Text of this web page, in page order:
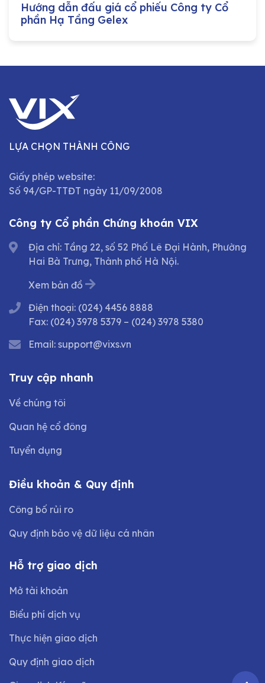
Hướng dẫn đấu giá cổ phiếu Công ty Cổ
phần Hạ Tầng Gelex
LỰA CHỌN THÀNH CÔNG
Giấy phép website:
Số 94/GP-TTĐT ngày 11/09/2008
Công ty Cổ phần Chứng khoán VIX
Địa chỉ: Tầng 22, số 52 Phố Lê Đại Hành, Phường
Hai Bà Trưng, Thành phố Hà Nội.
Xem bản đồ
Điện thoại: (024) 4456 8888
Fax: (024) 3978 5379 – (024) 3978 5380
Email: support@vixs.vn
Truy cập nhanh
Về chúng tôi
Quan hệ cổ đông
Tuyển dụng
Điều khoản & Quy định
Công bố rủi ro
Quy định bảo vệ dữ liệu cá nhân
Hỗ trợ giao dịch
Mở tài khoản
Biểu phí dịch vụ
Thực hiện giao dịch
Quy định giao dịch